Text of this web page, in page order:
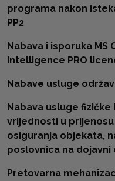
programa nakon
PP2
Nabava i isporuka MS
Intelligence PRO
Nabave usluge
Nabava usluge
vrijednosti u
osiguranja objekata,
poslovnica na
Pretovarna